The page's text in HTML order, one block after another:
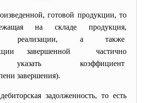
готовой продукции, то
на складе продукция,
реализации, а также
завершенной частично
указать коэффициент
завершения).
задолженность, то есть